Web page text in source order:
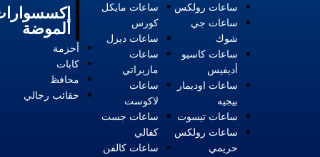
الموضة
أحزمة
كابات
محافظ
حقائب رجالي
ساعات مايكل
كورس
ساعات ديزل
ساعات
مازيراتي
ساعات
لاكوست
ساعات جست
كفالي
ساعات كالفن
ساعات رولكس
ساعات جي
شوك
ساعات كاسيو
أديفيس
ساعات اوديمار
بيجيه
ساعات تيسوت
ساعات رولكس
حريمي